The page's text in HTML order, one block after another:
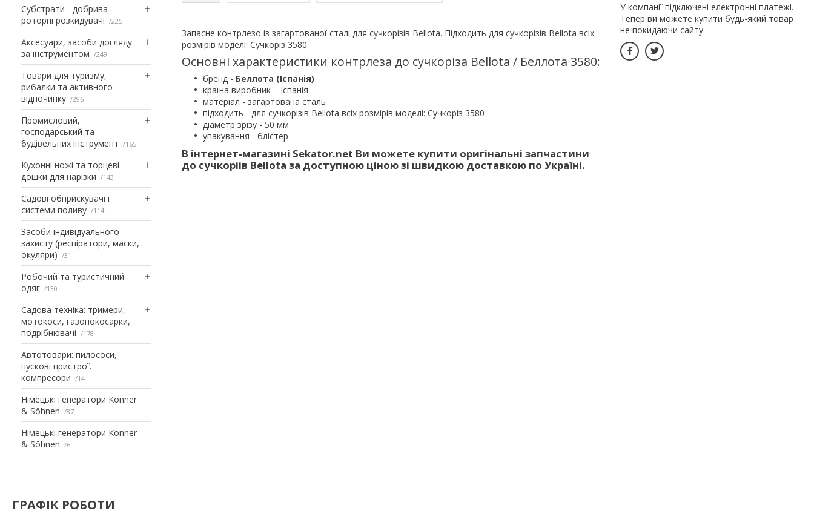
Субстрати - добрива -
роторні розкидувачі
225
Аксесуари, засоби догляду
за інструментом
249
Товари для туризму,
рибалки та активного
відпочинку
296
Промисловий,
господарський та
будівельних інструмент
165
Кухонні ножі та торцеві
дошки для нарізки
143
Садові обприскувачі і
системи поливу
114
Засоби індивідуального
захисту (респіратори, маски,
окуляри)
31
Робочий та туристичний
одяг
130
Садова техніка: тримери,
мотокоси, газонокосарки,
подрібнювачі
178
Автотовари: пилососи,
пускові пристрої.
компресори
14
Німецькі генератори Könner
& Söhnen
87
Німецькі генератори Könner
& Söhnen
6
ГРАФІК РОБОТИ
Запасне контрлезо із загартованої сталі для сучкорізів Bellota. Підходить для сучкорізів Bellota всіх
розмірів моделі: Сучкоріз 3580
Основні характеристики контрлеза до сучкоріза Bellota / Беллота 3580:
бренд - Беллота (Іспанія)
країна виробник – Іспанія
матеріал - загартована сталь
підходить - для сучкорізів Bellota всіх розмірів моделі: Сучкоріз 3580
діаметр зрізу - 50 мм
упакування - блістер
В інтернет-магазині Sekator.net Ви можете купити оригінальні запчастини
до сучкоріів Bellota за доступною ціною зі швидкою доставкою по Україні.
У компанії підключені електронні платежі.
Тепер ви можете купити будь-який товар
не покидаючи сайту.